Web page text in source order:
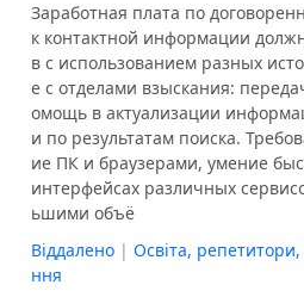
Заработная плата по
к контактной информации
в с использованием разных
е с отделами взыскания:
омощь в актуализации
и по результатам поиска.
ие ПК и браузерами, умение
интерфейсах различных
ьшими объё
Віддалено | Освіта, репетитори,
ння